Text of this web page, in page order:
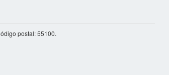
postal: 55100.